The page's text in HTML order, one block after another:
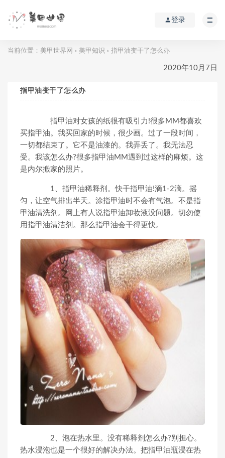
登录
当前位置： 美甲世界网 > 美甲知识 > 指甲油变干了怎么办
2020年10月7日
指甲油变干了怎么办
指甲油对女孩的纸很有吸引力!很多MM都喜欢
买指甲油。我买回家的时候，很少画。过了一段时间，
一切都结束了。它不是油漆的。我弄丢了。我无法忍
受。我该怎么办?很多指甲油MM遇到过这样的麻烦。这
是内尔搬家的照片。
1、指甲油稀释剂。快干指甲油!滴1-2滴。摇
匀，让空气排出半天。涂指甲油时不会有气泡。不是指
甲油清洗剂。网上有人说指甲油卸妆液没问题。切勿使
用指甲油清洁剂。那么指甲油会干得更快。
2、泡在热水里。没有稀释剂怎么办?别担心。
热水浸泡也是一个很好的解决办法。把指甲油瓶浸在热